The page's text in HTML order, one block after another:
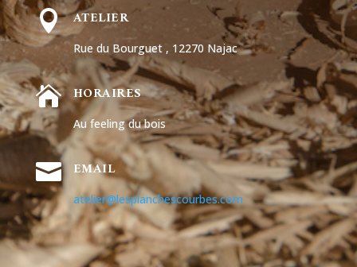
 ATELIER
Rue du Bourguet , 12270 Najac
 HORAIRES
Au feeling du bois
 EMAIL
atelier@lesplanchescourbes.com